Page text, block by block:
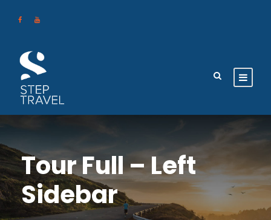
Tour Full – Left
Sidebar